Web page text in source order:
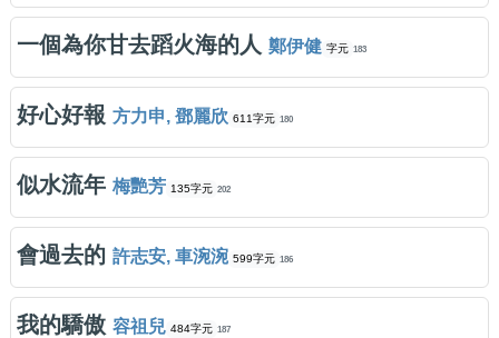
一個為你甘去蹈火海的人 鄭伊健 字元 183
好心好報 方力申, 鄧麗欣 611字元 180
似水流年 梅艷芳 135字元 202
會過去的 許志安, 車涴涴 599字元 186
我的驕傲 容祖兒 484字元 187